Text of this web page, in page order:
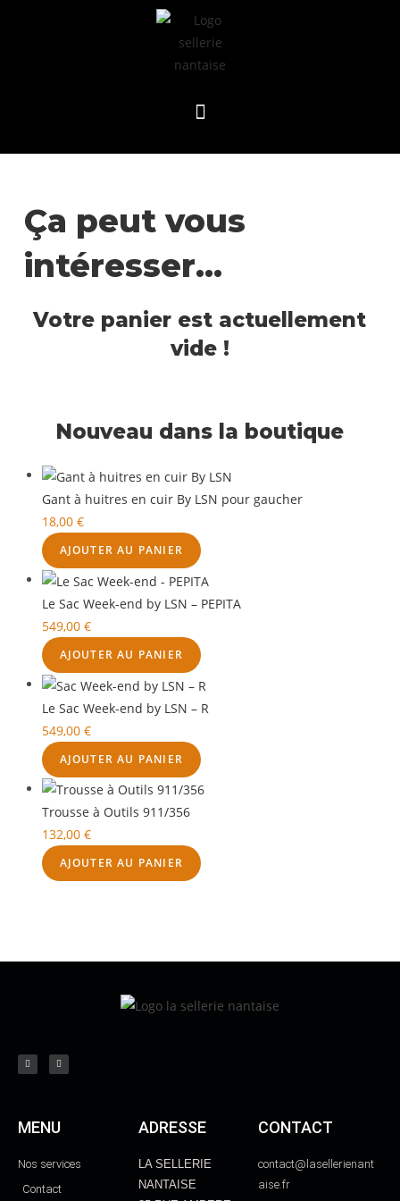
Ça peut vous
intéresser…
Votre panier est actuellement
vide !
Nouveau dans la boutique
Gant à huitres en cuir By LSN pour gaucher
18,00 €
AJOUTER AU PANIER
Le Sac Week-end by LSN – PEPITA
549,00 €
AJOUTER AU PANIER
Le Sac Week-end by LSN – R
549,00 €
AJOUTER AU PANIER
Trousse à Outils 911/356
132,00 €
AJOUTER AU PANIER
MENU
Nos services
Contact
ADRESSE
LA SELLERIE
NANTAISE
CONTACT
contact@lasellerienant
aise.fr